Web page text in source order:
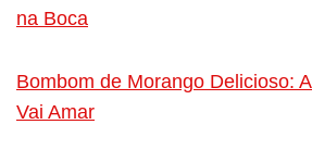
na Boca
Bombom de Morango Delicioso:
Vai Amar